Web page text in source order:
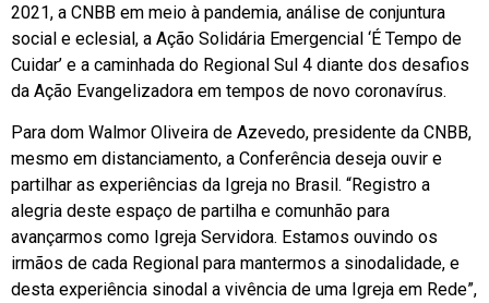
2021, a CNBB em meio à pandemia, análise de conjuntura
social e eclesial, a Ação Solidária Emergencial ‘É Tempo de
Cuidar’ e a caminhada do Regional Sul 4 diante dos desafios
da Ação Evangelizadora em tempos de novo coronavírus.
Para dom Walmor Oliveira de Azevedo, presidente da CNBB,
mesmo em distanciamento, a Conferência deseja ouvir e
partilhar as experiências da Igreja no Brasil. “Registro a
alegria deste espaço de partilha e comunhão para
avançarmos como Igreja Servidora. Estamos ouvindo os
irmãos de cada Regional para mantermos a sinodalidade, e
desta experiência sinodal a vivência de uma Igreja em Rede”,